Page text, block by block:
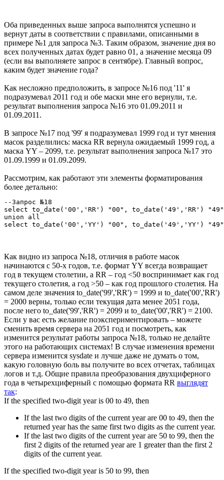
Оба приведенных выше запроса выполнятся успешно и
вернут даты в соответствии с правилами, описанными в
примере №1 для запроса №3. Таким образом, значение дня во
всех полученных датах будет равно 01, а значение месяца 09
(если вы выполняете запрос в сентябре). Главный вопрос,
каким будет значение года?
Как несложно предположить, в запросе №16 под '11' я
подразумевал 2011 год и обе маски мне его вернули, т.е.
результат выполнения запроса №16 это 01.09.2011 и
01.09.2011.
В запросе №17 под '99' я подразумевал 1999 год и тут мнения
масок разделились: маска RR вернула ожидаемый 1999 год, а
маска YY – 2099, т.е. результат выполнения запроса №17 это
01.09.1999 и 01.09.2099.
Рассмотрим, как работают эти элементы форматирования
более детально:
--Запрос №18
select to_date('00','RR') "00", to_date('49','RR')
union all
select to_date('00','YY') "00", to_date('49','YY')
Как видно из запроса №18, отличия в работе масок
начинаются с 50-х годов, т.е. формат YY всегда возвращает
год в текущем столетии, а RR – год <50 воспринимает как год
текущего столетия, а год >50 – как год прошлого столетия. На
самом деле значения to_date('99','RR') = 1999 и to_date('00','RR')
= 2000 верны, только если текущая дата менее 2051 года,
после него to_date('99','RR') = 2099 и to_date('00','RR') = 2100.
Если у вас есть желание поэкспериментировать – можете
сменить время сервера на 2051 год и посмотреть, как
изменится результат работы запроса №18, только не делайте
этого на работающих системах! В случае изменения времени
сервера изменится sysdate и лучше даже не думать о том,
какую головную боль вы получите во всех отчетах, таблицах
логов и т.д. Общие правила преобразования двухциферного
года в четырехциферный с помощью формата RR выглядят
так:
If the specified two-digit year is 00 to 49, then
If the last two digits of the current year are 00 to 49, then the
returned year has the same first two digits as the current year.
If the last two digits of the current year are 50 to 99, then the
first 2 digits of the returned year are 1 greater than the first 2
digits of the current year.
If the specified two-digit year is 50 to 99, then